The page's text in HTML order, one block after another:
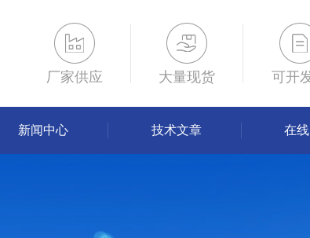
厂家供应 大量现货 可开
新闻中心 技术文章 在